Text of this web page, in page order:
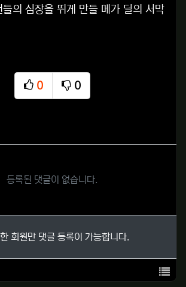
의 심장을 뛰게 만들 메가 딜의 서막
0
추천
0
비추천
등록된 댓글이 없습니다.
회원만 댓글 등록이 가능합니다.
목록